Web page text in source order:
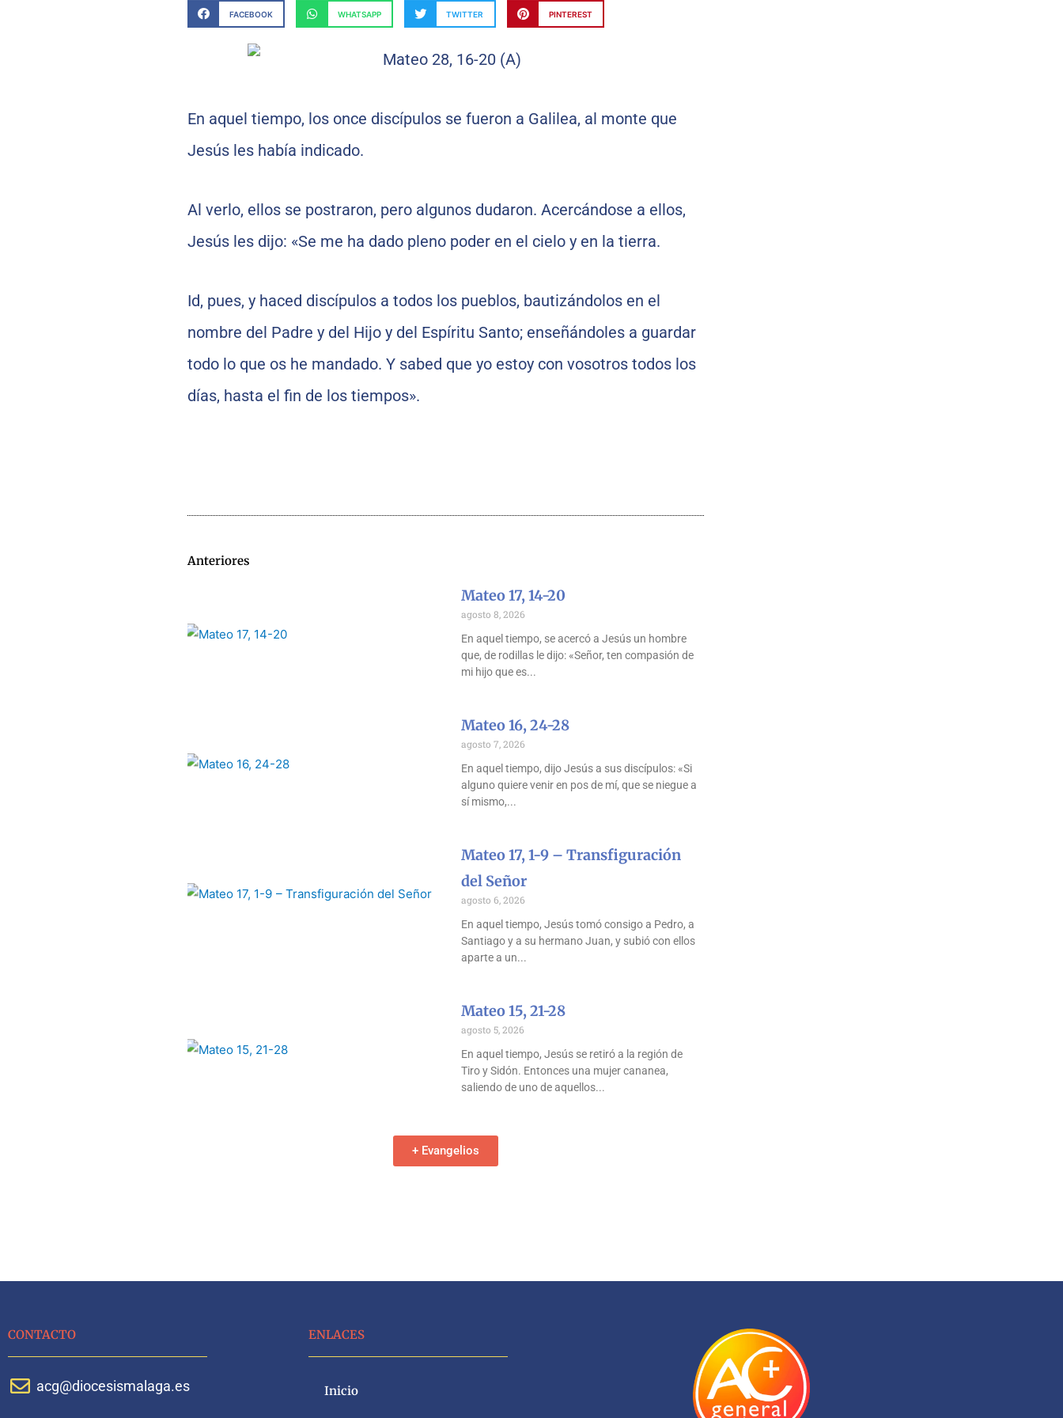
FACEBOOK WHATSAPP TWITTER PINTEREST
En aquel tiempo, los once discípulos se fueron a Galilea, al monte que
Jesús les había indicado.
Al verlo, ellos se postraron, pero algunos dudaron. Acercándose a ellos,
Jesús les dijo: «Se me ha dado pleno poder en el cielo y en la tierra.
Id, pues, y haced discípulos a todos los pueblos, bautizándolos en el
nombre del Padre y del Hijo y del Espíritu Santo; enseñándoles a guardar
todo lo que os he mandado. Y sabed que yo estoy con vosotros todos los
días, hasta el fin de los tiempos».
Anteriores
Mateo 17, 14-20
agosto 8, 2026
En aquel tiempo, se acercó a Jesús un hombre
que, de rodillas le dijo: «Señor, ten compasión de
mi hijo que es
Mateo 16, 24-28
agosto 7, 2026
En aquel tiempo, dijo Jesús a sus discípulos: «Si
alguno quiere venir en pos de mí, que se niegue a
sí mismo,
Mateo 17, 1-9 – Transfiguración
del Señor
agosto 6, 2026
En aquel tiempo, Jesús tomó consigo a Pedro, a
Santiago y a su hermano Juan, y subió con ellos
aparte a un
Mateo 15, 21-28
agosto 5, 2026
En aquel tiempo, Jesús se retiró a la región de
Tiro y Sidón. Entonces una mujer cananea,
saliendo de uno de aquellos
+ Evangelios
CONTACTO
acg@diocesismalaga.es
ENLACES
Inicio